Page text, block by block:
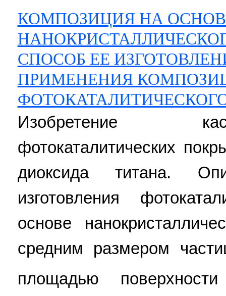
КОМПОЗИЦИЯ НА
СПОСОБ ЕЕ
ПРИМЕНЕНИЯ
Изобретение
фотокаталитических
диоксида титана.
изготовления
основе
средним размером
площадью